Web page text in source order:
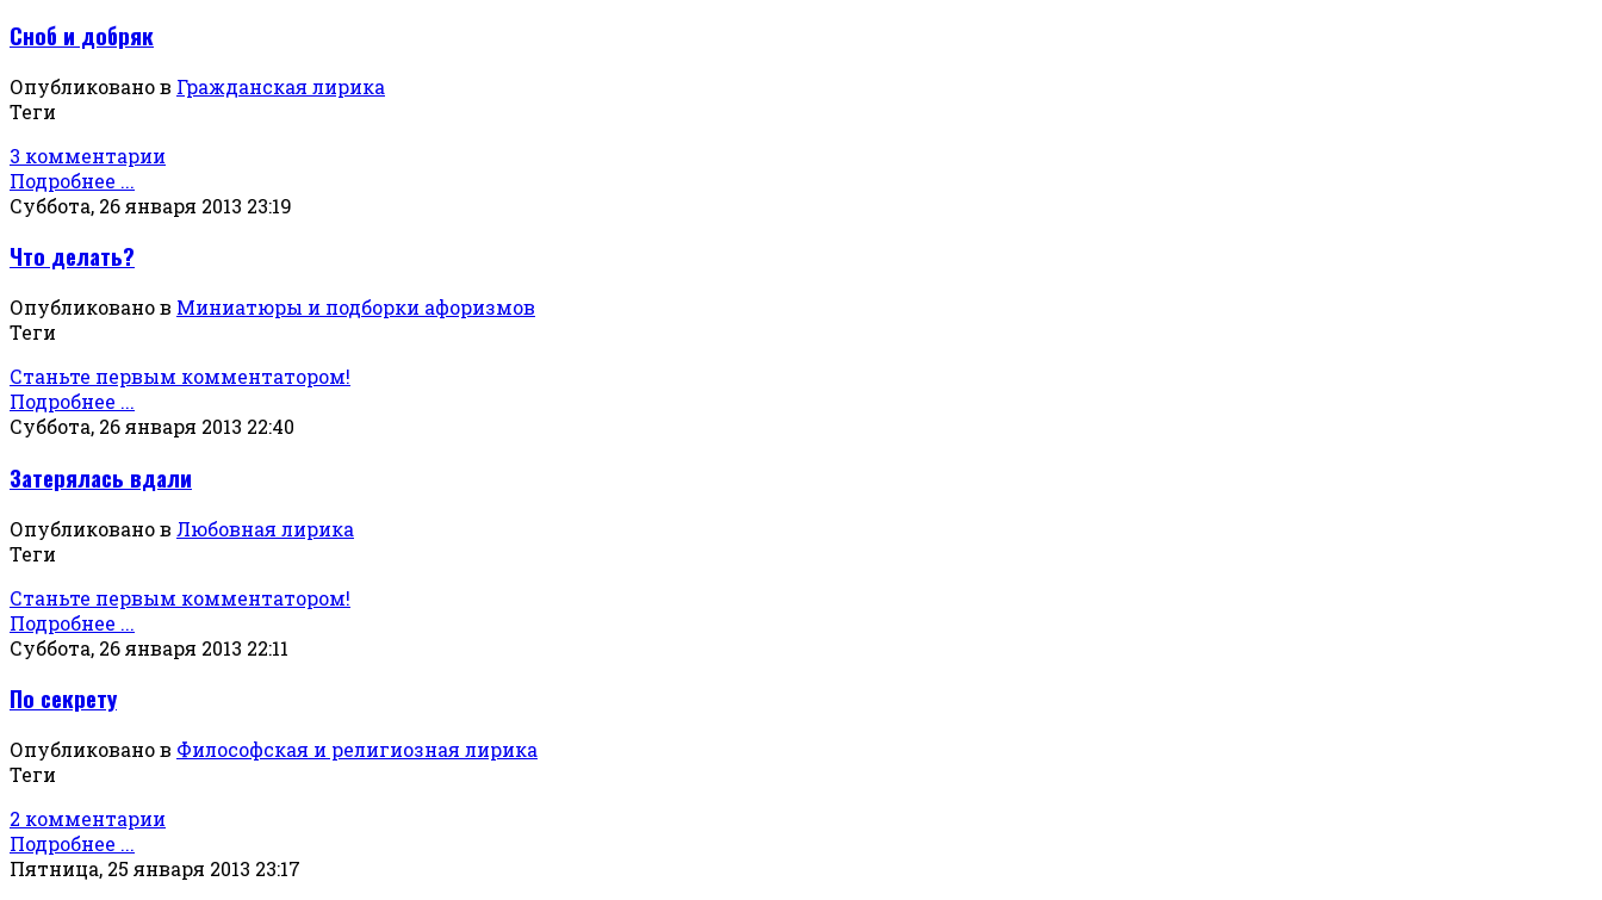
Сноб и добряк
Опубликовано в Гражданская лирика
Теги
3 комментарии
Подробнее ...
Суббота, 26 января 2013 23:19
Что делать?
Опубликовано в Миниатюры и подборки афоризмов
Теги
Станьте первым комментатором!
Подробнее ...
Суббота, 26 января 2013 22:40
Затерялась вдали
Опубликовано в Любовная лирика
Теги
Станьте первым комментатором!
Подробнее ...
Суббота, 26 января 2013 22:11
По секрету
Опубликовано в Философская и религиозная лирика
Теги
2 комментарии
Подробнее ...
Пятница, 25 января 2013 23:17